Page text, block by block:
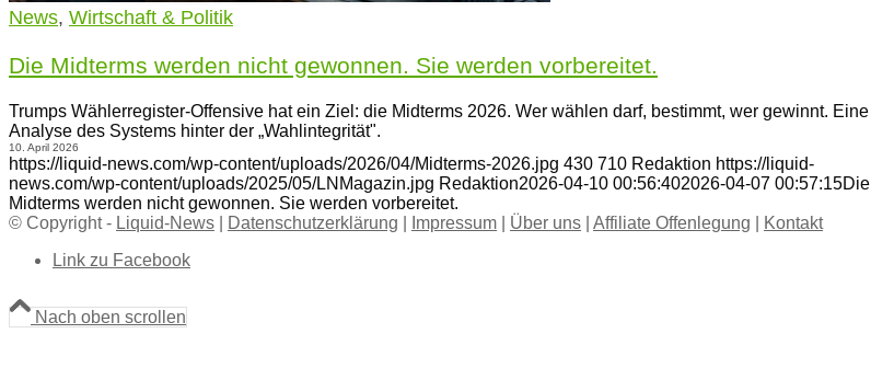
News, Wirtschaft & Politik
Die Midterms werden nicht gewonnen. Sie werden vorbereitet.
Trumps Wählerregister-Offensive hat ein Ziel: die Midterms 2026. Wer wählen darf, bestimmt, wer gewinnt. Eine
Analyse des Systems hinter der „Wahlintegrität".
10. April 2026
https://liquid-news.com/wp-content/uploads/2026/04/Midterms-2026.jpg 430 710 Redaktion https://liquid-
news.com/wp-content/uploads/2025/05/LNMagazin.jpg Redaktion2026-04-10 00:56:402026-04-07 00:57:15Die
Midterms werden nicht gewonnen. Sie werden vorbereitet.
© Copyright - Liquid-News Datenschutzerklärung Impressum Über uns Affiliate Offenlegung
Kontakt
Link zu Facebook
Nach oben scrollen